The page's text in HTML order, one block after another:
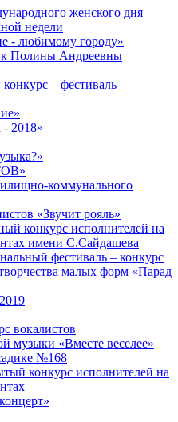
женского дня
недели
- любимому городу»
Полины Андреевны
– фестиваль
- 2018»
коммунального
«Звучит рояль»
конкурс исполнителей на
имени С.Сайдашева
фестиваль – конкурс
малых форм «Парад
вокалистов
музыки «Вместе веселее»
№168
конкурс исполнителей на